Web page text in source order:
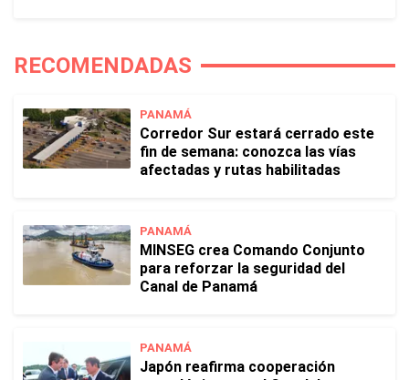
RECOMENDADAS
PANAMÁ
Corredor Sur estará cerrado este
fin de semana: conozca las vías
afectadas y rutas habilitadas
PANAMÁ
MINSEG crea Comando Conjunto
para reforzar la seguridad del
Canal de Panamá
PANAMÁ
Japón reafirma cooperación